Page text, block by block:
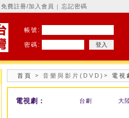
免費註冊/加入會員 忘記密碼
帳號:
密碼:
首頁 > 音樂與影片(DVD) > 電視
電視劇： 台劇 大